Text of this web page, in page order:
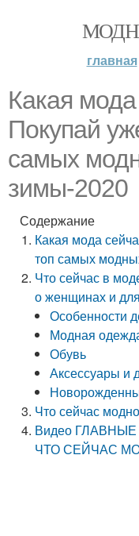
главная
Какая
Покупай
самых
зимы-2020
Содержание
Какая мода
топ самых
Что сейчас в
о женщинах и
Особенности
Модная
Обувь
Аксессуары и
Что сейчас
Видео
ЧТО СЕЙЧАС